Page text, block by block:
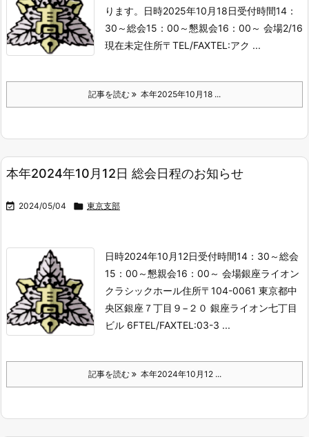
ります。
日時2025年10月18日受付時間14：
30～総会15：00～懇親会16：00～ 会場2/16
現在未定住所〒TEL/FAXTEL:アク ...
記事を読む 本年2025年10月18 ...
本年2024年10月12日 総会日程のお知らせ
 2024/05/04  東京支部
日時2024年10月12日受付時間14：30～総会
15：00～懇親会16：00～ 会場銀座ライオン
クラシックホール住所〒104-0061 東京都中
央区銀座７丁目９−２０ 銀座ライオン七丁目
ビル 6FTEL/FAXTEL:03-3 ...
記事を読む 本年2024年10月12 ...